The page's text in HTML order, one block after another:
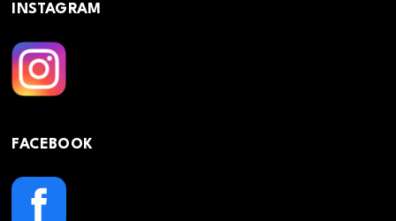
INSTAGRAM
FACEBOOK